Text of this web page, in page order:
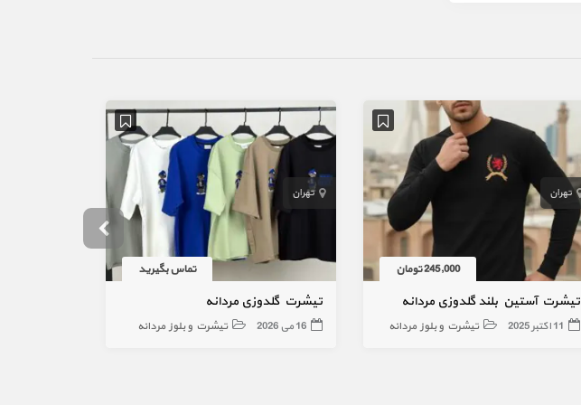
تهران
245,000 تومان
تیشرت آستین بلند گلدوزی مردانه
11 اکتبر 2025 تیشرت و بلوز مردانه
تهران
تماس بگیرید
تیشرت گلدوزی مردانه
16 می 2026 تیشرت و بلوز مردانه